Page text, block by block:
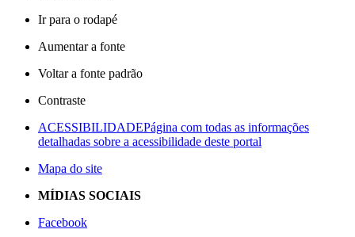
Ir para o rodapé
Aumentar a fonte
Voltar a fonte padrão
Contraste
ACESSIBILIDADEPágina com todas as informações
detalhadas sobre a acessibilidade deste portal
Mapa do site
MÍDIAS SOCIAIS
Facebook